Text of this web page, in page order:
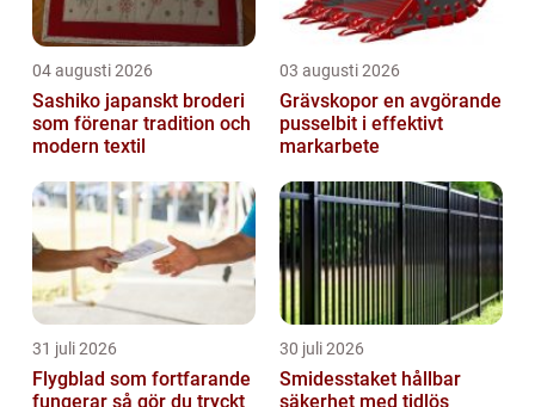
04 augusti 2026
Sashiko japanskt broderi
som förenar tradition och
modern textil
03 augusti 2026
Grävskopor en avgörande
pusselbit i effektivt
markarbete
31 juli 2026
Flygblad som fortfarande
fungerar så gör du tryckt
30 juli 2026
Smidesstaket hållbar
säkerhet med tidlös